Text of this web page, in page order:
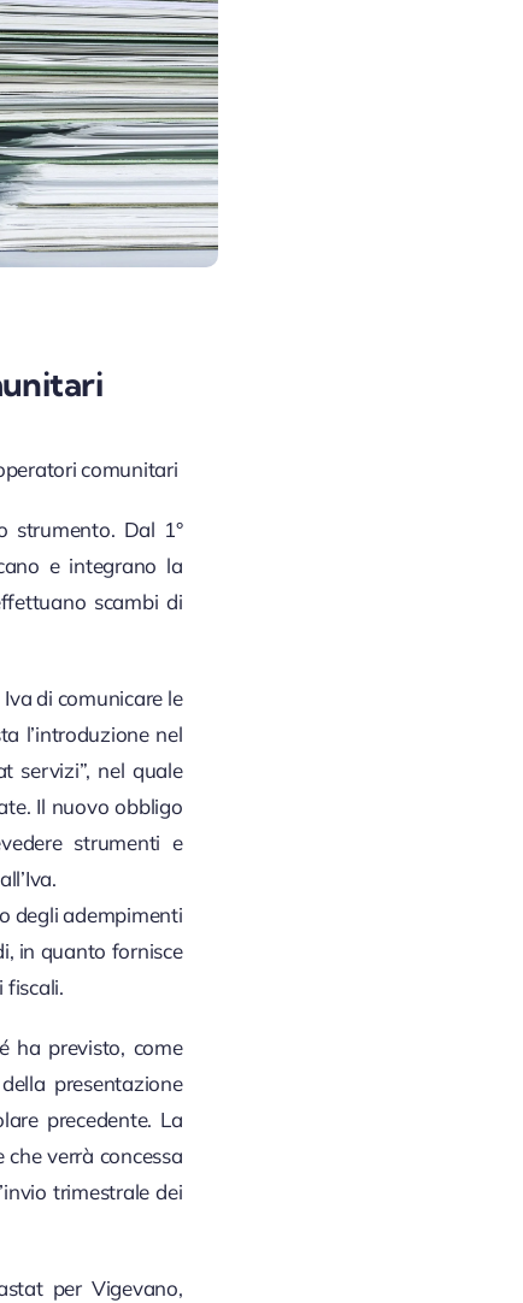
comunitari
strumento. Dal 1°
e integrano la
scambi di
di comunicare le
l’introduzione nel
servizi”, nel quale
Il nuovo obbligo
strumenti e
degli adempimenti
in quanto fornisce
fiscali.
ha previsto, come
presentazione
precedente. La
verrà concessa
trimestrale dei
per Vigevano,